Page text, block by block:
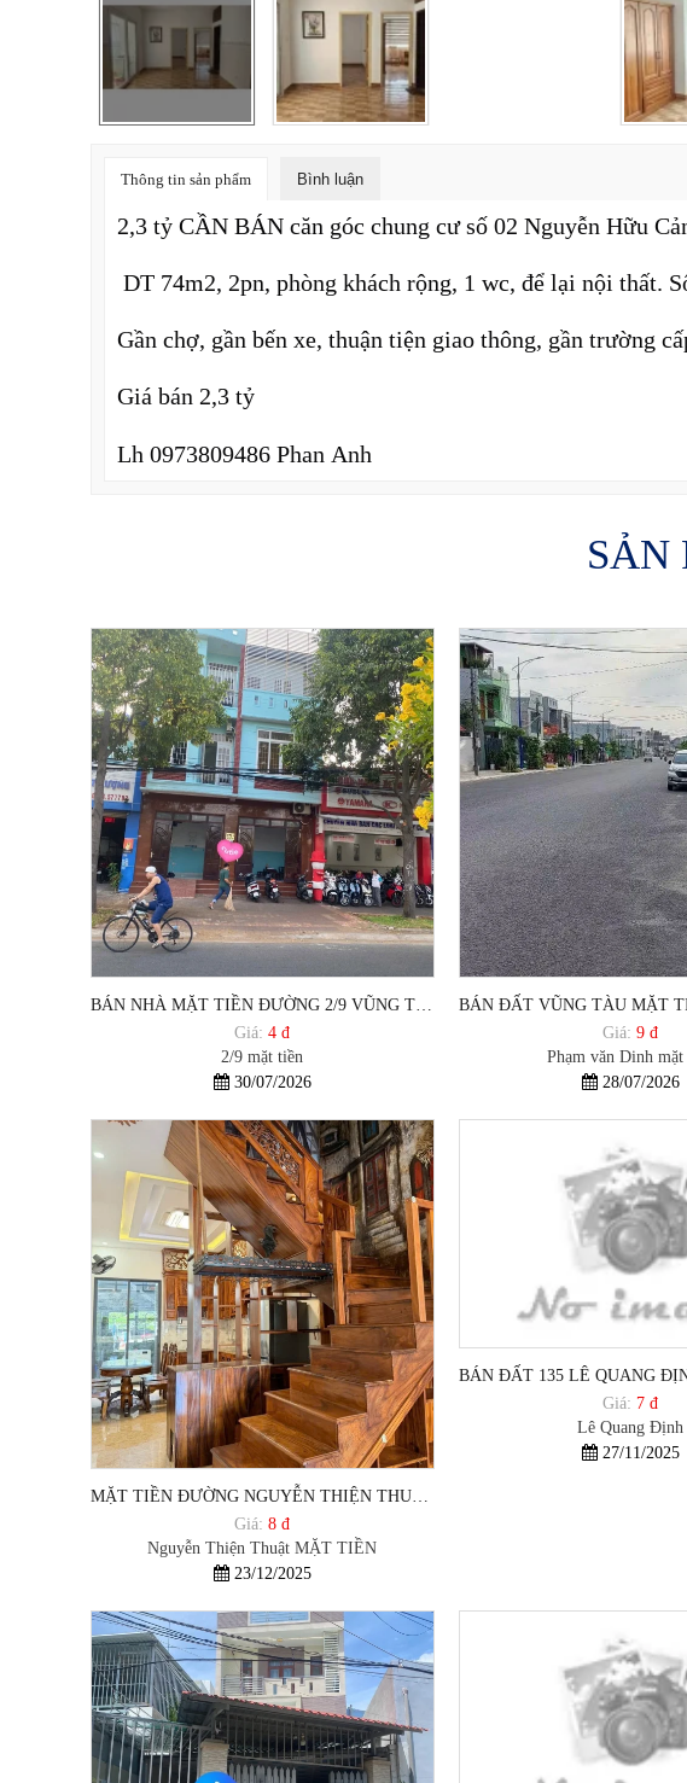
Thông tin sản phẩm Bình luận
2,3 tỷ CẦN BÁN căn góc chung cư số 02 Nguyễn Hữu
DT 74m2, 2pn, phòng khách rộng, 1 wc, để lại nội thất.
Gần chợ, gần bến xe, thuận tiện giao thông, gần trường
Giá bán 2,3 tỷ
Lh 0973809486 Phan Anh
SẢN
BÁN NHÀ MẶT TIỀN ĐƯỜNG 2/9 VŨNG TÀU DƯỚI 5 TỶ 1TR 2 LẦU
Giá: 4 đ
2/9 mặt tiền
30/07/2026
Giá: 9 đ
Phạm văn Dinh mặt
28/07/2026
MẶT TIỀN ĐƯỜNG NGUYỄN THIỆN THUẬT TPVT
Giá: 8 đ
Nguyễn Thiện Thuật MẶT TIỀN
23/12/2025
Giá: 7 đ
Lê Quang Định
27/11/2025